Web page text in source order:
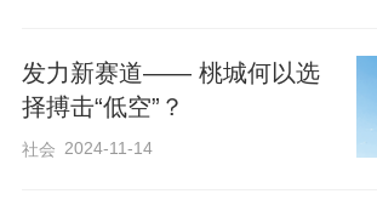
发力新赛道—— 桃城何以选
择搏击“低空”？
社会 2024-11-14